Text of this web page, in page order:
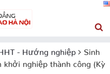
- Hướng nghiệp
Sinh
khởi nghiệp thành công (Kỳ